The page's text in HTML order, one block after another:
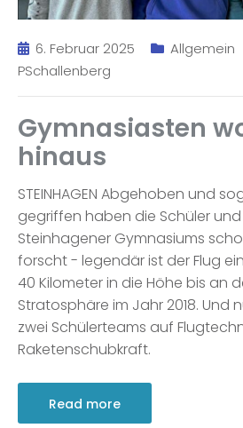
6. Februar 2025 Allgemein
PSchallenberg
Gymnasiasten
hinaus
STEINHAGEN Abgehoben und
gegriffen haben die Schüler
Steinhagener Gymnasiums
forscht - legendär ist der Flug
40 Kilometer in die Höhe bis an
Stratosphäre im Jahr 2018. Und
zwei Schülerteams auf
Raketenschubkraft.
Read more